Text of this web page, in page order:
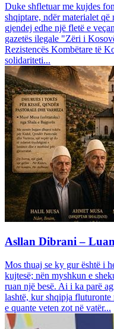
Duke shfletuar me kujdes
shqiptare, ndër materialet që
gjendej edhe një fletë e
gazetës ilegale "Zëri i
Rezistencës Kombëtare të
solidariteti...
Asllan Dibrani –
Mos thuaj se ky gur është i
kujtesë; nën myshkun e
ruan një besë. Ai i ka parë
lashtë, kur shqipja
e quante veten zot në vatër...